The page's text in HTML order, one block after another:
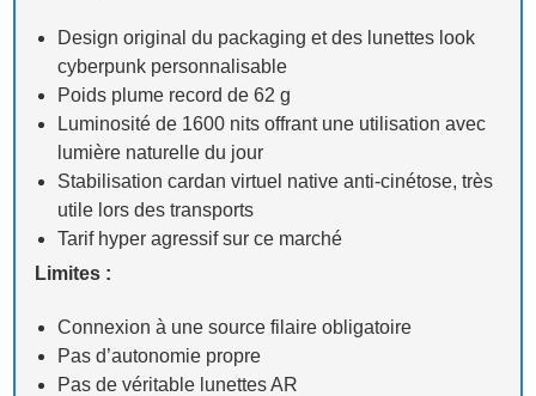
Design original du packaging et des lunettes look
cyberpunk personnalisable
Poids plume record de 62 g
Luminosité de 1600 nits offrant une utilisation avec
lumière naturelle du jour
Stabilisation cardan virtuel native anti-cinétose, très
utile lors des transports
Tarif hyper agressif sur ce marché
Limites :
Connexion à une source filaire obligatoire
Pas d’autonomie propre
Pas de véritable lunettes AR